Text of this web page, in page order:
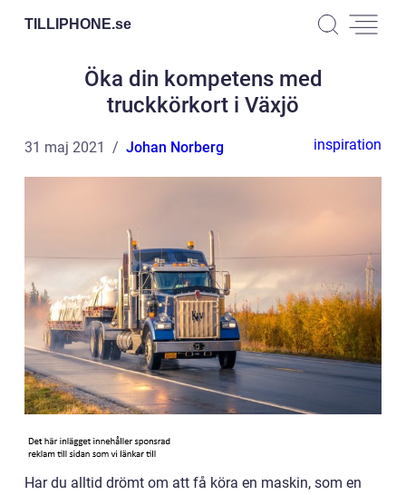
TILLIPHONE.se
Öka din kompetens med
truckkörkort i Växjö
31 maj 2021 Johan Norberg inspiration
Har du alltid drömt om att få köra en maskin, som en